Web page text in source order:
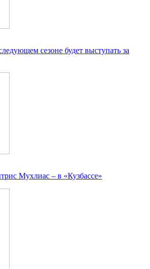
сезоне будет выступать за
Мухлиас – в «Кузбассе»